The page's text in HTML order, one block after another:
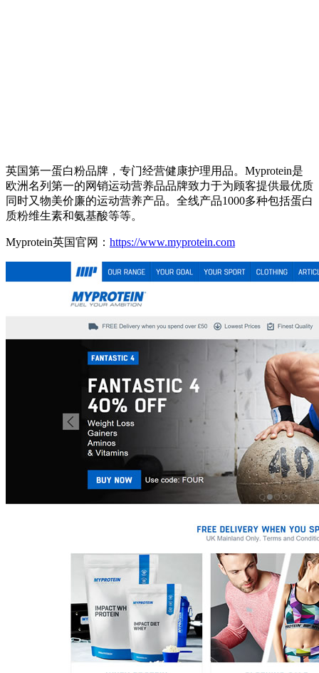
英国第一蛋白粉品牌，专门经营健康护理用品。Myprotein是
欧洲名列第一的网销运动营养品品牌致力于为顾客提供最优质
同时又物美价廉的运动营养产品。全线产品1000多种包括蛋白
质粉维生素和氨基酸等等。
Myprotein英国官网： https://www.myprotein.com